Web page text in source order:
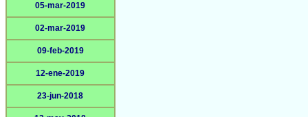
05-mar-2019
02-mar-2019
09-feb-2019
12-ene-2019
23-jun-2018